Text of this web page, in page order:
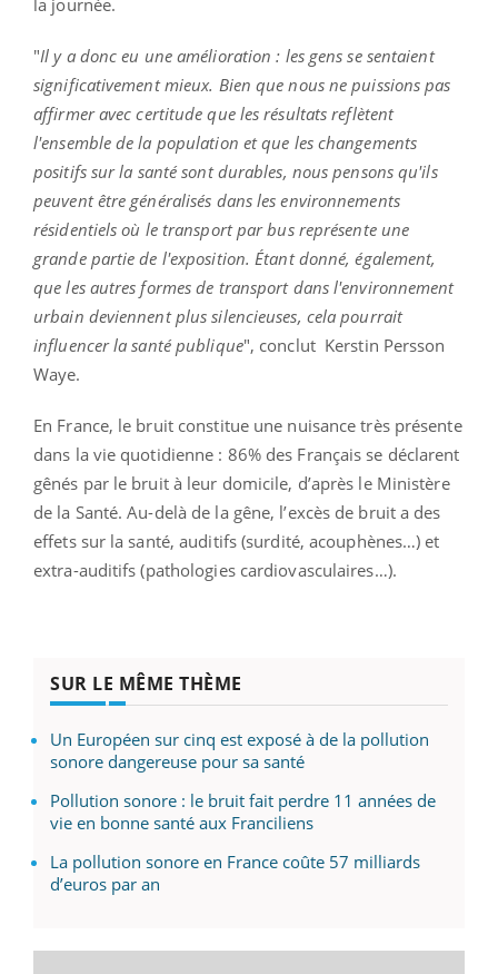
"Il y a donc eu une amélioration : les gens se sentaient
significativement mieux. Bien que nous ne puissions pas
affirmer avec certitude que les résultats reflètent
l'ensemble de la population et que les changements
positifs sur la santé sont durables, nous pensons qu'ils
peuvent être généralisés dans les environnements
résidentiels où le transport par bus représente une
grande partie de l'exposition. Étant donné, également,
que les autres formes de transport dans l'environnement
urbain deviennent plus silencieuses, cela pourrait
influencer la santé publique", conclut Kerstin Persson
Waye.
En France, le bruit constitue une nuisance très présente
dans la vie quotidienne : 86% des Français se déclarent
gênés par le bruit à leur domicile, d’après le Ministère
de la Santé. Au-delà de la gêne, l’excès de bruit a des
effets sur la santé, auditifs (surdité, acouphènes…) et
extra-auditifs (pathologies cardiovasculaires…).
SUR LE MÊME THÈME
Un Européen sur cinq est exposé à de la pollution
sonore dangereuse pour sa santé
Pollution sonore : le bruit fait perdre 11 années de
vie en bonne santé aux Franciliens
La pollution sonore en France coûte 57 milliards
d’euros par an